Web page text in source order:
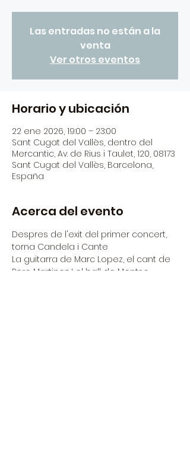
Las entradas no están a la
venta
Ver otros eventos
Horario y ubicación
22 ene 2026, 19:00 – 23:00
Sant Cugat del Vallès, dentro del
Mercantic, Av. de Rius i Taulet, 120, 08173
Sant Cugat del Vallès, Barcelona,
España
Acerca del evento
Despres de l'exit del primer concert,
torna Candela i Cante
La guitarra de Marc Lopez, el cant de
Pere Martinez I el ball de Montse